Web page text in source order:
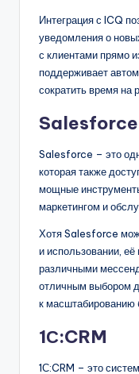
Интеграция с ICQ
уведомления о
с клиентами прямо
поддерживает
сократить время на
Salesforce
Salesforce – это
которая также
мощные
маркетингом и
Хотя Salesforce
и использовании, её
различными
отличным выбором
к масштабированию
1С:CRM
1С:CRM – это